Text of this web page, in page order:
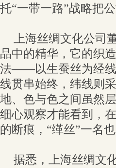
托“一带一路”战略把
上海丝绸文化公司
品中的精华，它的织
法——以生蚕丝为经线
线贯串始终，纬线则
地、色与色之间虽然
细心观察才能看到，
的断痕，“缂丝”一名
据悉，上海丝绸文